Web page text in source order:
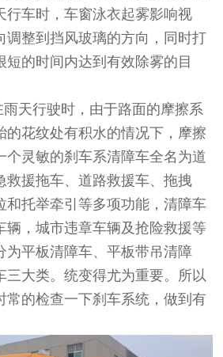
行车时，车窗泳衣起雾影响视
调整到挡风玻璃的方向，同时打
短的时间内达到有效除雾的目
天行驶时，由于路面的摩擦系
的花纹处有积水的情况下，摩擦
个灵敏的刹车系清障车全名为道
救援拖车、道路救援车、拖拽
和托举牵引等多项功能，清障车
辆，城市违章车辆及抢险救援等
为平板清障车、平板带吊清障
三大类。统变得尤为重要。所以
常的检查一下刹车系统，做到有